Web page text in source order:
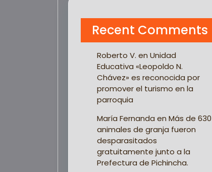
Recent Comments
Roberto V. en Unidad
Educativa «Leopoldo N.
Chávez» es reconocida por
promover el turismo en la
parroquia
María Fernanda en Más de 630
animales de granja fueron
desparasitados
gratuitamente junto a la
Prefectura de Pichincha.